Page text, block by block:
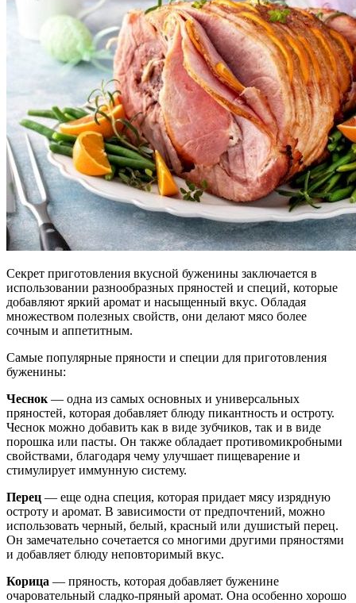
Секрет приготовления вкусной буженины заключается в
использовании разнообразных пряностей и специй, которые
добавляют яркий аромат и насыщенный вкус. Обладая
множеством полезных свойств, они делают мясо более
сочным и аппетитным.
Самые популярные пряности и специи для приготовления
буженины:
Чеснок — одна из самых основных и универсальных
пряностей, которая добавляет блюду пикантность и остроту.
Чеснок можно добавить как в виде зубчиков, так и в виде
порошка или пасты. Он также обладает противомикробными
свойствами, благодаря чему улучшает пищеварение и
стимулирует иммунную систему.
Перец — еще одна специя, которая придает мясу изрядную
остроту и аромат. В зависимости от предпочтений, можно
использовать черный, белый, красный или душистый перец.
Он замечательно сочетается со многими другими пряностями
и добавляет блюду неповторимый вкус.
Корица — пряность, которая добавляет буженине
очаровательный сладко-пряный аромат. Она особенно хорошо